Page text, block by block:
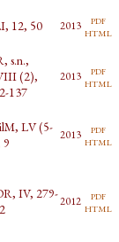
12, 50 2013 pdf
html
s.n.,
(2),
137
2013 pdf
html
LV (5-
9
2013 pdf
html
IV, 279-2012 pdf
html